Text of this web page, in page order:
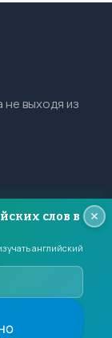
не выходя из
защищены.
слов в
английский